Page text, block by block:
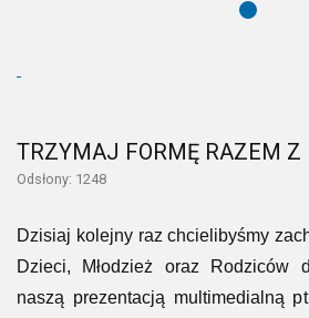
TRZYMAJ FORMĘ RAZEM Z
Odsłony: 1248
Dzisiaj kolejny raz chcielibyśmy
Dzieci, Młodzież oraz Rodziców
naszą prezentacją multimedialną